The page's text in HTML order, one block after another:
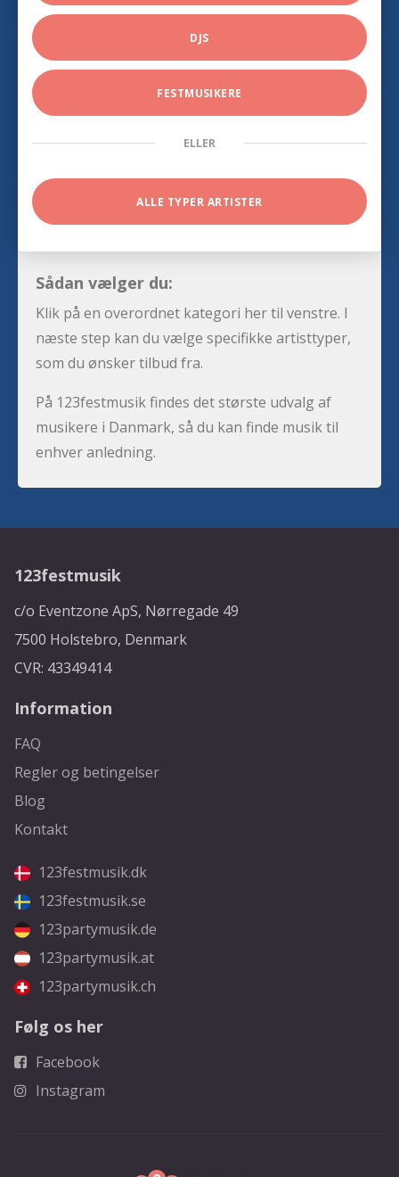
DJS
FESTMUSIKERE
ELLER
ALLE TYPER ARTISTER
Sådan vælger du:
Klik på en overordnet kategori her til venstre. I
næste step kan du vælge specifikke artisttyper,
som du ønsker tilbud fra.
På 123festmusik findes det største udvalg af
musikere i Danmark, så du kan finde musik til
enhver anledning.
123festmusik
c/o Eventzone ApS, Nørregade 49
7500 Holstebro, Denmark
CVR: 43349414
Information
FAQ
Regler og betingelser
Blog
Kontakt
123festmusik.dk
123festmusik.se
123partymusik.de
123partymusik.at
123partymusik.ch
Følg os her
Facebook
Instagram